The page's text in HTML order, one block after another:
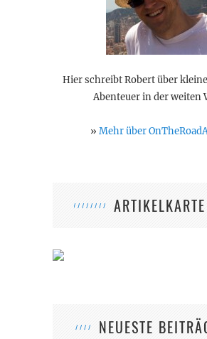
Hier schreibt Robert über
Abenteuer in der weiten
» Mehr über
ARTIKELKARTE
NEUESTE